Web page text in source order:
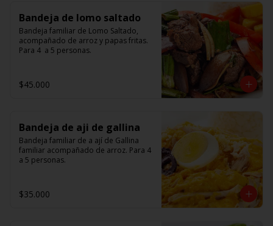
Bandeja de lomo saltado
Bandeja familiar de Lomo Saltado,
acompañado de arroz y papas fritas.
Para 4  a 5 personas.
$45.000
Bandeja de aji de gallina
Bandeja familiar de a ají de Gallina
familiar acompañado de arroz. Para 4
a 5 personas.
$35.000